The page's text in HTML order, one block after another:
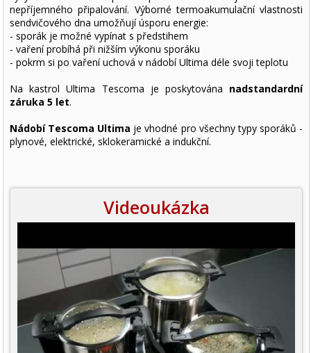
nepříjemného připalování. Výborné termoakumulační vlastnosti
sendvičového dna umožňují úsporu energie:
- sporák je možné vypínat s předstihem
- vaření probíhá při nižším výkonu sporáku
- pokrm si po vaření uchová v nádobí Ultima déle svoji teplotu
Na kastrol Ultima Tescoma je poskytována nadstandardní
záruka 5 let.
Nádobí Tescoma Ultima je vhodné pro všechny typy sporáků -
plynové, elektrické, sklokeramické a indukční.
Videoukázka